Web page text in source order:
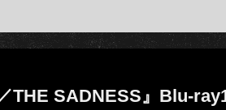
THE SADNESS』Blu-